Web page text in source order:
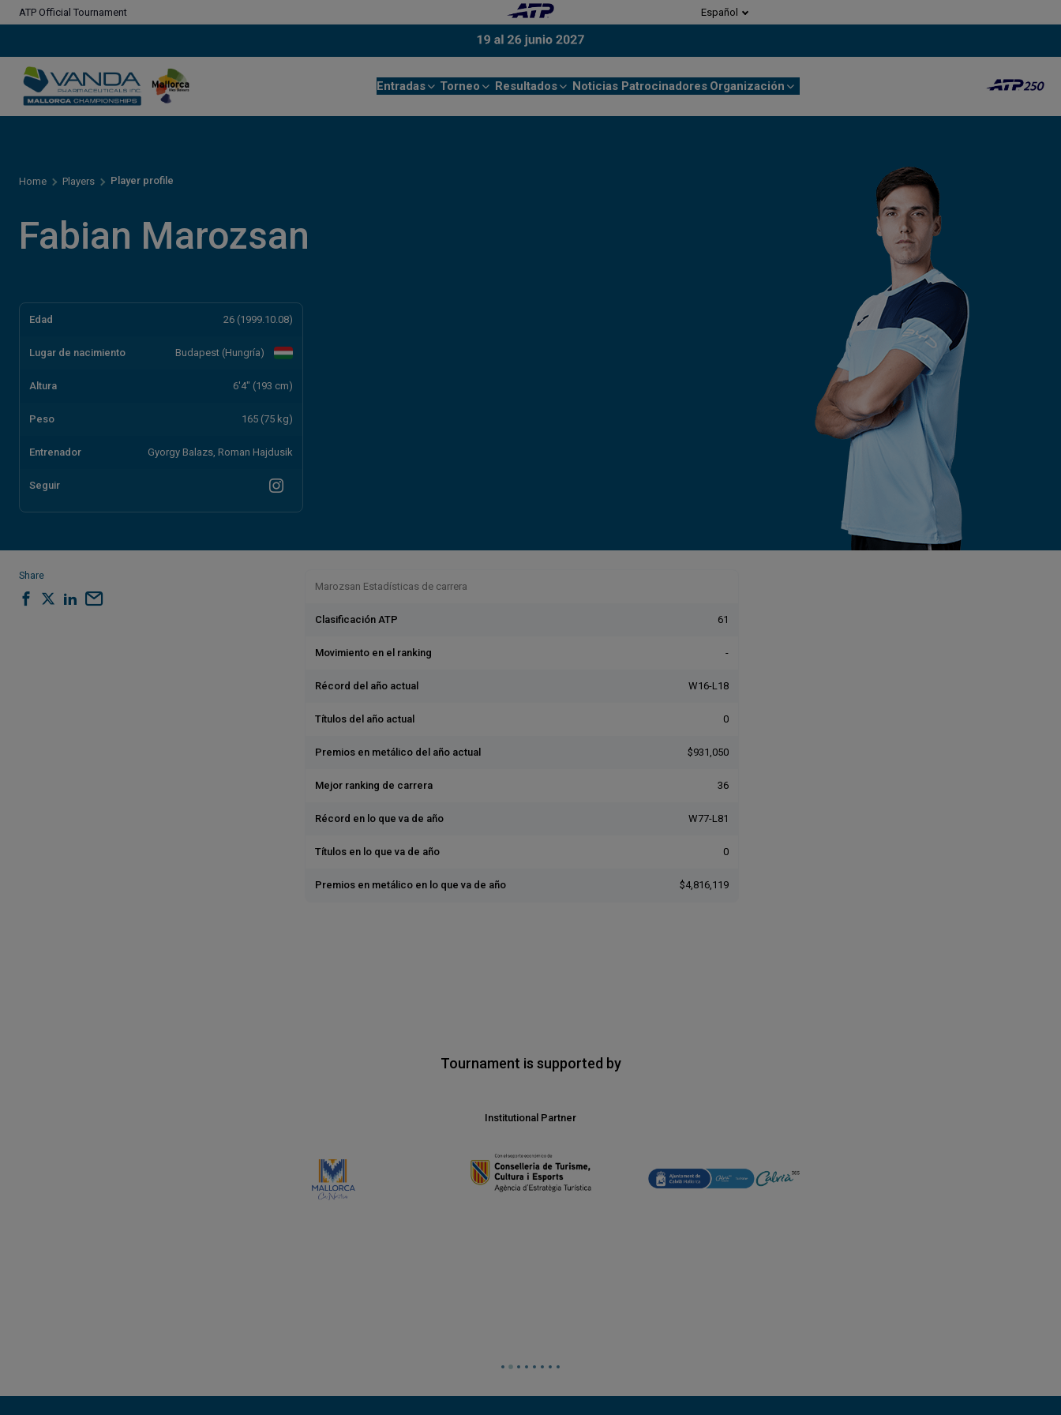
ATP Official Tournament Español
Entradas Torneo Resultados Noticias Patrocinadores Organización
Home Players Player profile
Fabian Marozsan
Edad 26 (1999.10.08)
Lugar de nacimiento Budapest (Hungría)
Altura 6'4" (193 cm)
Peso 165 (75 kg)
Entrenador Gyorgy Balazs, Roman Hajdusik
Seguir
Share
Marozsan Estadísticas de carrera
Clasificación ATP 61
Movimiento en el ranking -
Récord del año actual W16-L18
Títulos del año actual 0
Premios en metálico del año actual $931,050
Mejor ranking de carrera 36
Récord en lo que va de año W77-L81
Títulos en lo que va de año 0
Premios en metálico en lo que va de año $4,816,119
Tournament is supported by
Institutional Partner